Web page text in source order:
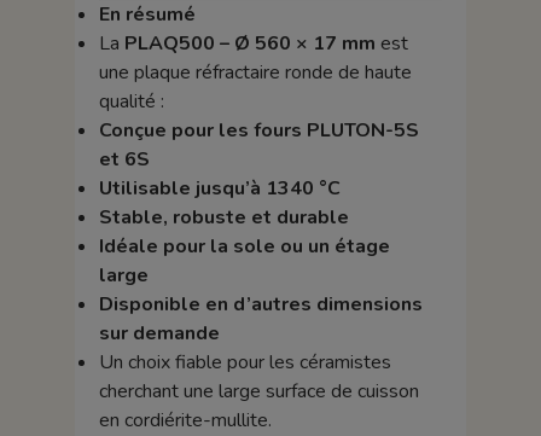
En résumé
La PLAQ500 – Ø 560 × 17 mm est
une plaque réfractaire ronde de haute
qualité :
Conçue pour les fours PLUTON-5S
et 6S
Utilisable jusqu’à 1340 °C
Stable, robuste et durable
Idéale pour la sole ou un étage
large
Disponible en d’autres dimensions
sur demande
Un choix fiable pour les céramistes
cherchant une large surface de cuisson
en cordiérite-mullite.